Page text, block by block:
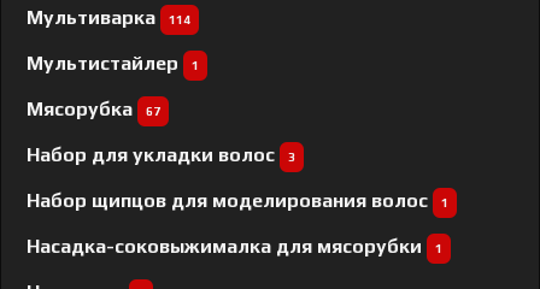
Мультиварка 114
Мультистайлер 1
Мясорубка 67
Набор для укладки волос 3
Набор щипцов для моделирования волос 1
Насадка-соковыжималка для мясорубки 1